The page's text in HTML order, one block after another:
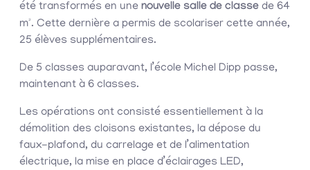
été transformés en une nouvelle salle de classe de 64
m². Cette dernière a permis de scolariser cette année,
25 élèves supplémentaires.
De 5 classes auparavant, l’école Michel Dipp passe,
maintenant à 6 classes.
Les opérations ont consisté essentiellement à la
démolition des cloisons existantes, la dépose du
faux-plafond, du carrelage et de l’alimentation
électrique, la mise en place d’éclairages LED,